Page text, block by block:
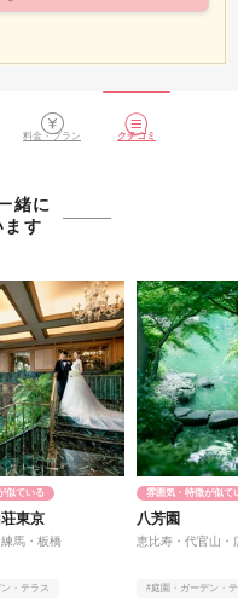
料金・プラン クチコミ
緒に
ます
似ている
東京
馬・板橋
・テラス
雰囲気・特徴が似て
八芳園
恵比寿・代官山・
#庭園・ガーデン・